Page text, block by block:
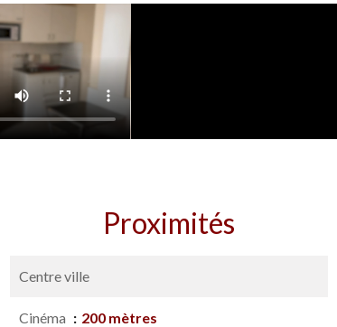
Proximités
Centre ville
Cinéma 200 mètres